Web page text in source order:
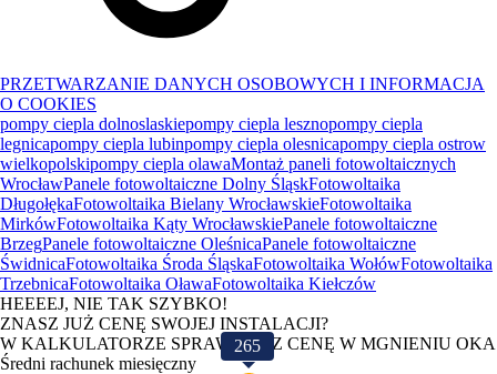
PRZETWARZANIE DANYCH OSOBOWYCH I INFORMACJA
O COOKIES
pompy ciepla dolnoslaskiepompy ciepla lesznopompy ciepla
legnicapompy ciepla lubinpompy ciepla olesnicapompy ciepla ostrow
wielkopolskipompy ciepla olawaMontaż paneli fotowoltaicznych
WrocławPanele fotowoltaiczne Dolny ŚląskFotowoltaika
DługołękaFotowoltaika Bielany WrocławskieFotowoltaika
MirkówFotowoltaika Kąty WrocławskiePanele fotowoltaiczne
BrzegPanele fotowoltaiczne OleśnicaPanele fotowoltaiczne
ŚwidnicaFotowoltaika Środa ŚląskaFotowoltaika WołówFotowoltaika
TrzebnicaFotowoltaika OławaFotowoltaika Kiełczów
HEEEEJ, NIE TAK SZYBKO!
ZNASZ JUŻ CENĘ SWOJEJ INSTALACJI?
W KALKULATORZE SPRAWDZISZ CENĘ W MGNIENIU OKA
Średni rachunek miesięczny
265